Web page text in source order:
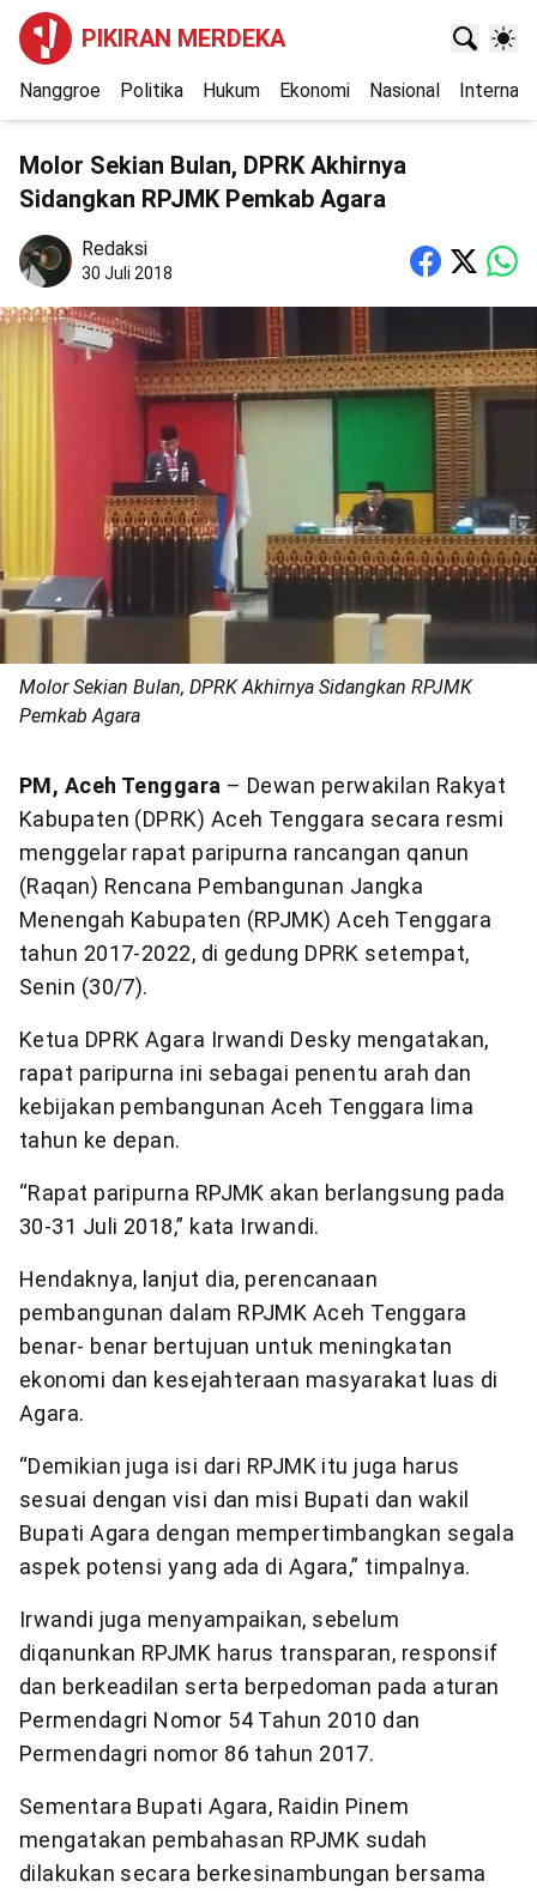
PIKIRAN MERDEKA
Nanggroe Politika Hukum Ekonomi Nasional
Molor Sekian Bulan, DPRK Akhirnya
Sidangkan RPJMK Pemkab Agara
Redaksi
30 Juli 2018
Molor Sekian Bulan, DPRK Akhirnya Sidangkan RPJMK
Pemkab Agara
PM, Aceh Tenggara – Dewan perwakilan Rakyat
Kabupaten (DPRK) Aceh Tenggara secara resmi
menggelar rapat paripurna rancangan qanun
(Raqan) Rencana Pembangunan Jangka
Menengah Kabupaten (RPJMK) Aceh Tenggara
tahun 2017-2022, di gedung DPRK setempat,
Senin (30/7).
Ketua DPRK Agara Irwandi Desky mengatakan,
rapat paripurna ini sebagai penentu arah dan
kebijakan pembangunan Aceh Tenggara lima
tahun ke depan.
“Rapat paripurna RPJMK akan berlangsung pada
30-31 Juli 2018,” kata Irwandi.
Hendaknya, lanjut dia, perencanaan
pembangunan dalam RPJMK Aceh Tenggara
benar- benar bertujuan untuk meningkatan
ekonomi dan kesejahteraan masyarakat luas di
Agara.
“Demikian juga isi dari RPJMK itu juga harus
sesuai dengan visi dan misi Bupati dan wakil
Bupati Agara dengan mempertimbangkan segala
aspek potensi yang ada di Agara,” timpalnya.
Irwandi juga menyampaikan, sebelum
diqanunkan RPJMK harus transparan, responsif
dan berkeadilan serta berpedoman pada aturan
Permendagri Nomor 54 Tahun 2010 dan
Permendagri nomor 86 tahun 2017.
Sementara Bupati Agara, Raidin Pinem
mengatakan pembahasan RPJMK sudah
dilakukan secara berkesinambungan bersama